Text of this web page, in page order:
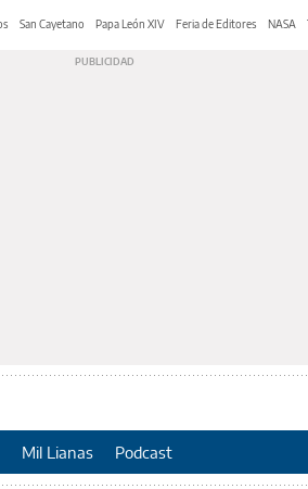
San Cayetano Papa León XIV Feria de Editores NASA
Mil Lianas Podcast